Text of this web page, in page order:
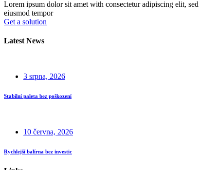
Lorem ipsum dolor sit amet with consectetur adipiscing elit, sed
eiusmod tempor
Get a solution
Latest News
3 srpna, 2026
Stabilní paleta bez poškození
10 června, 2026
Rychlejší balírna bez investic